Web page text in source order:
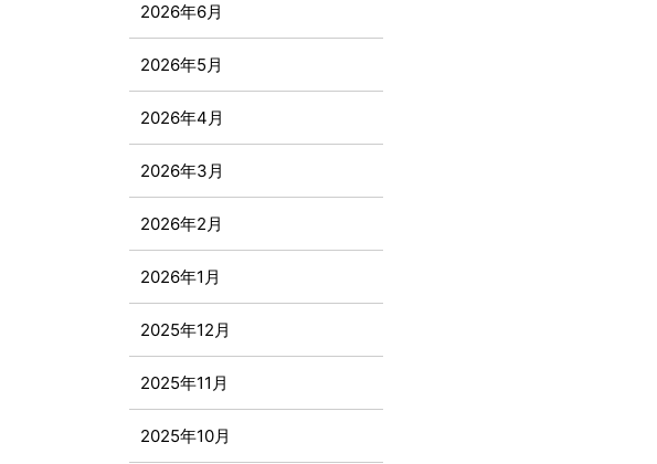
2026年6月
2026年5月
2026年4月
2026年3月
2026年2月
2026年1月
2025年12月
2025年11月
2025年10月